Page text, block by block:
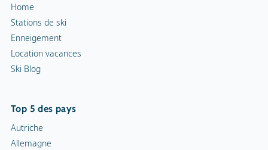
Home
Stations de ski
Enneigement
Location vacances
Ski Blog
Top 5 des pays
Autriche
Allemagne